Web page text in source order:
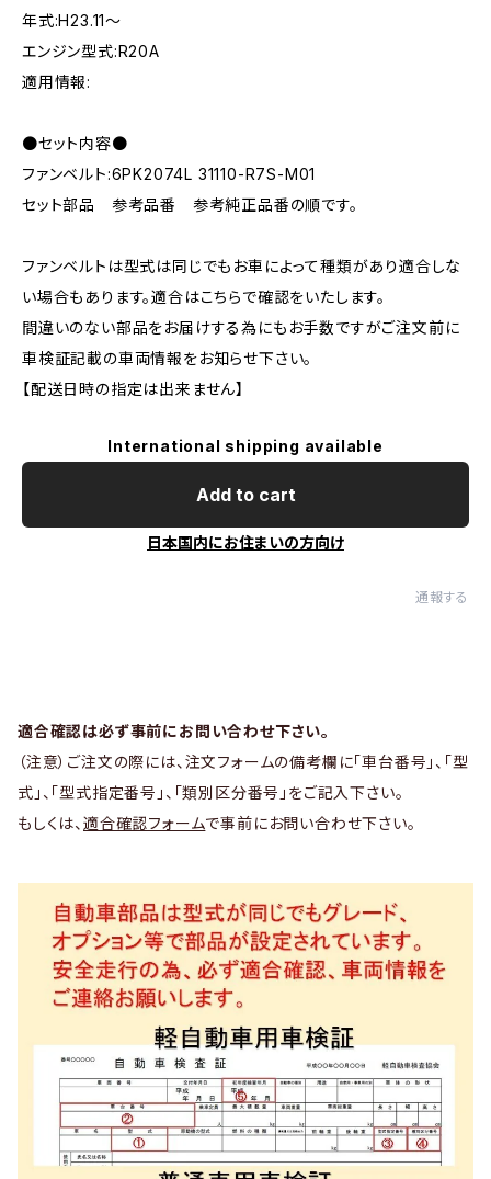
年式:H23.11～
エンジン型式:R20A
適用情報:
●セット内容●
ファンベルト:6PK2074L 31110-R7S-M01
セット部品 参考品番 参考純正品番の順です。
ファンベルトは型式は同じでもお車によって種類があり適合しな
い場合もあります。適合はこちらで確認をいたします。
間違いのない部品をお届けする為にもお手数ですがご注文前に
車検証記載の車両情報をお知らせ下さい。
【配送日時の指定は出来ません】
International shipping available
Add to cart
日本国内にお住まいの方向け
通報する
適合確認は必ず事前にお問い合わせ下さい。
（注意）ご注文の際には、注文フォームの備考欄に「車台番号」、「型
式」、「型式指定番号」、「類別区分番号」をご記入下さい。
もしくは、 適合確認フォームで事前にお問い合わせ下さい。